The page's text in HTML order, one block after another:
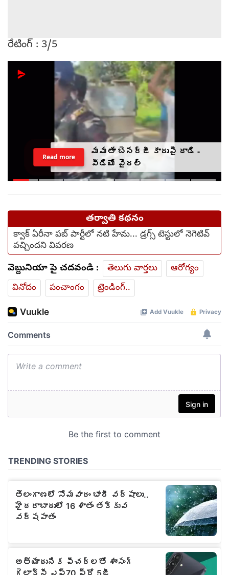
రేటింగ్ : 3/5
మమతా బెనర్జీ కారుపై దాడి -
వీడియో వైరల్
Read more
తర్వాతి కథనం
క్వాక్ ఏరీనా పబ్ పార్టీలో నటి హేమ... డ్రగ్స్ టెస్టులో నెగెటివ్
వచ్చిందని వివరణ
వెబ్దునియా పై చదవండి : తెలుగు వార్తలు
ఆరోగ్యం
వినోదం
పంచాంగం ట్రెండింగ్..